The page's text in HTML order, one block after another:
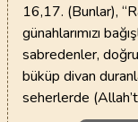
16,17. (Bunlar),
günahlarımızı
sabredenler,
büküp divan
seherlerde